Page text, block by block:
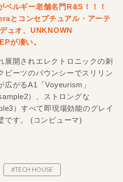
ベルギー老舗名門R&S！！！
とコンセプチュアル・アーテ
ュオ、UNKNOWN
が凄い。
展開されエレクトロニックの刺
ビーツのバウンシーでスリリン
広がるA1「Voyeurism」
）、ストロングな
）すべて即現場効能のグレイ
です。 (コンピューマ)
#TECH HOUSE